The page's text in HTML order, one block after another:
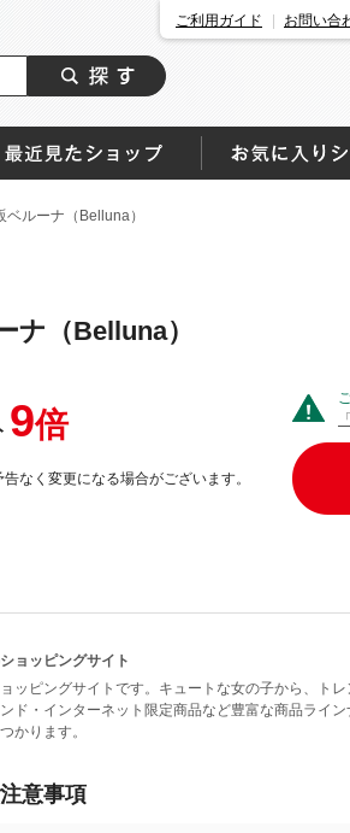
ご利用ガイド お問い合
ベルーナ（Belluna）
ナ（Belluna）
9倍
なく変更になる場合がございます。
ョッピングサイト
ッピングサイトです。キュートな女の子から、ト
ド・インターネット限定商品など豊富な商品ライ
かります。
意事項